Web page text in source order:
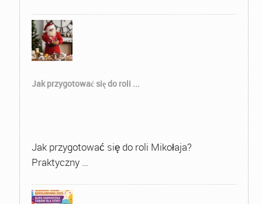
Jak przygotować się do roli ...
Jak przygotować się do roli Mikołaja?
Praktyczny …